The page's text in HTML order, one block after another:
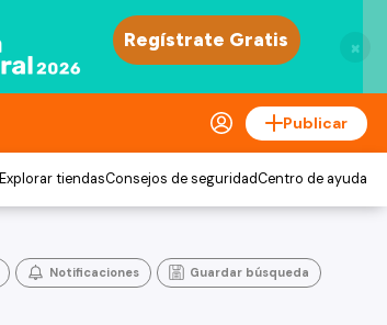
×
Publicar
Explorar tiendasConsejos de seguridadCentro de ayuda
Notificaciones Guardar búsqueda